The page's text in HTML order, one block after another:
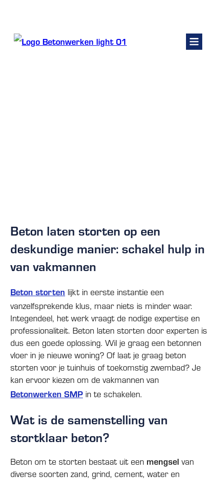
Beton laten storten op een
deskundige manier: schakel hulp in
van vakmannen
Beton storten lijkt in eerste instantie een
vanzelfsprekende klus, maar niets is minder waar.
Integendeel, het werk vraagt de nodige expertise en
professionaliteit. Beton laten storten door experten is
dus een goede oplossing. Wil je graag een betonnen
vloer in je nieuwe woning? Of laat je graag beton
storten voor je tuinhuis of toekomstig zwembad? Je
kan ervoor kiezen om de vakmannen van
Betonwerken SMP in te schakelen.
Wat is de samenstelling van
stortklaar beton?
Beton om te storten bestaat uit een mengsel van
diverse soorten zand, grind, cement, water en